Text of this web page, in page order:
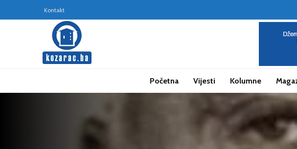
Kontakt
Početna Vijesti Kolumne